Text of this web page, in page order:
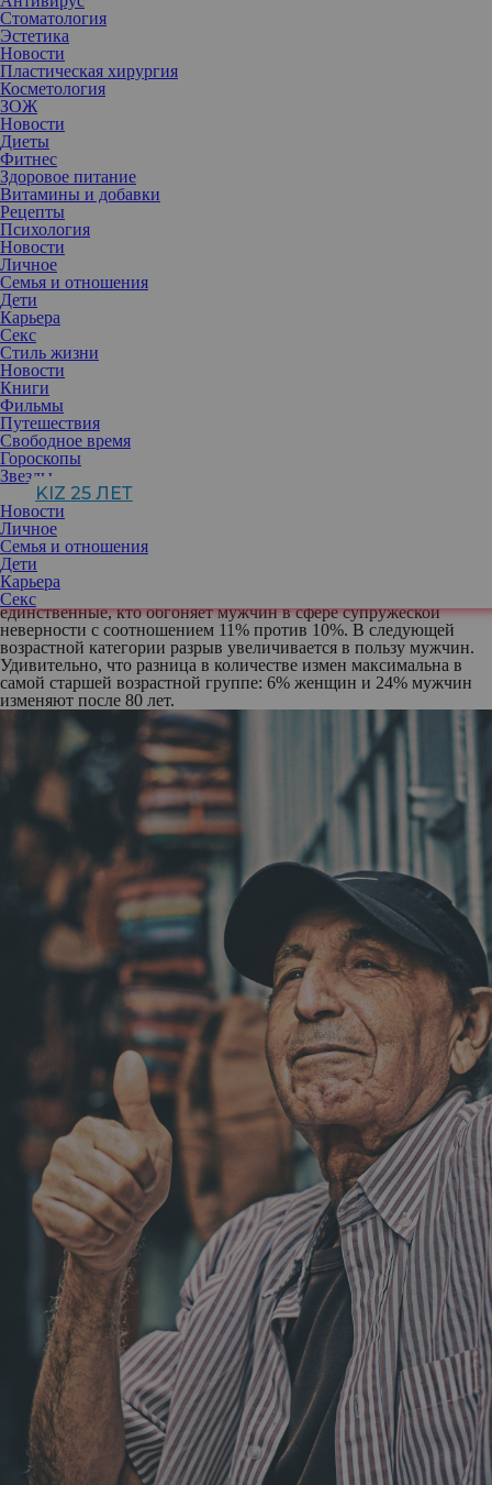
Стоматология
Эстетика
Новости
Пластическая хирургия
Косметология
ЗОЖ
Новости
Диеты
Фитнес
Здоровое питание
Витамины и добавки
Рецепты
Психология
Новости
Личное
Семья и отношения
Дети
Карьера
Секс
Стиль жизни
Новости
Книги
Фильмы
Путешествия
Свободное время
Гороскопы
Звезды
KIZ 25 ЛЕТ
Новости
Личное
Семья и отношения
Дети
Карьера
Секс
Что влияет на мужские и женские адюльтеры и какие правила
диктуют современные реалии — рассказывают ученые.
Времена меняются, нравы — тоже. Однако мужчины по-
прежнему изменяют чаще, чем женщины, показывают
результаты исследований. Существует лишь одна возрастная
группа, в которой соотношение обратное. Разрыв между
мужскими и женскими изменами значительно меньше в
возрастной группе миллениалов (людей, рожденных в период с
1981 по 1996 годы). Но дело не в том, что молодые люди
изменяют меньше. Просто в этой группе девушки решили
потягаться с мужчинами и их в конечном итоге превзойти.
Согласно опросу, количество измен увеличивается с возрастом
как у мужчин, так и у женщин. По информации, собранной в
ходе Общего социального опроса, женщины-миллениалы —
единственные, кто обгоняет мужчин в сфере супружеской
неверности с соотношением 11% против 10%. В следующей
возрастной категории разрыв увеличивается в пользу мужчин.
Удивительно, что разница в количестве измен максимальна в
самой старшей возрастной группе: 6% женщин и 24% мужчин
изменяют после 80 лет.